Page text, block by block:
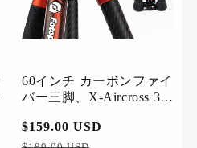
60インチ カーボンファイ
バー三脚、X-Aircross 3
通
$159.00 USD